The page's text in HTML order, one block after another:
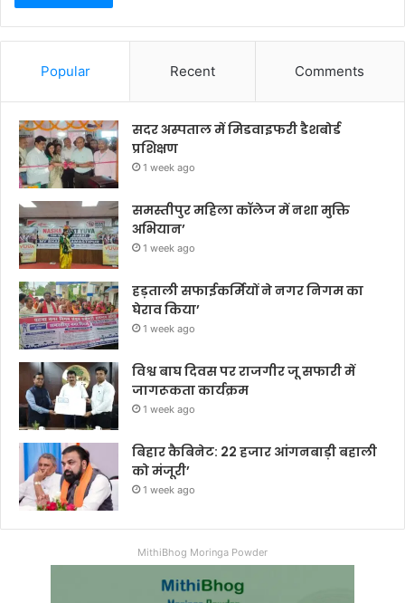
Popular Recent Comments
सदर अस्पताल में मिडवाइफरी डैशबोर्ड
प्रशिक्षण
1 week ago
समस्तीपुर महिला कॉलेज में नशा मुक्ति
अभियान’
1 week ago
हड़ताली सफाईकर्मियों ने नगर निगम का
घेराव किया’
1 week ago
विश्व बाघ दिवस पर राजगीर जू सफारी में
जागरूकता कार्यक्रम
1 week ago
बिहार कैबिनेट: 22 हजार आंगनबाड़ी बहाली
को मंजूरी’
1 week ago
MithiBhog Moringa Powder